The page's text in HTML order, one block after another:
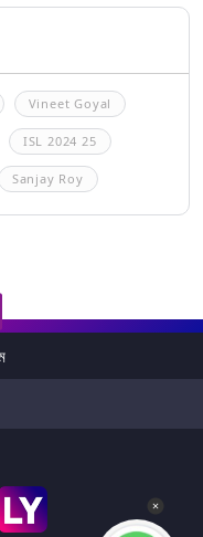
Vineet Goyal
ISL 2024 25
Sanjay Roy